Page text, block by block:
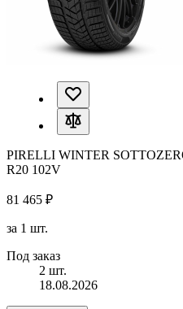
PIRELLI WINTER
R20 102V
81 465 ₽
за 1 шт.
Под заказ
2 шт.
18.08.2026